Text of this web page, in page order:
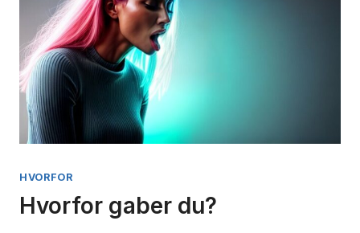
HVORFOR
Hvorfor gaber du?